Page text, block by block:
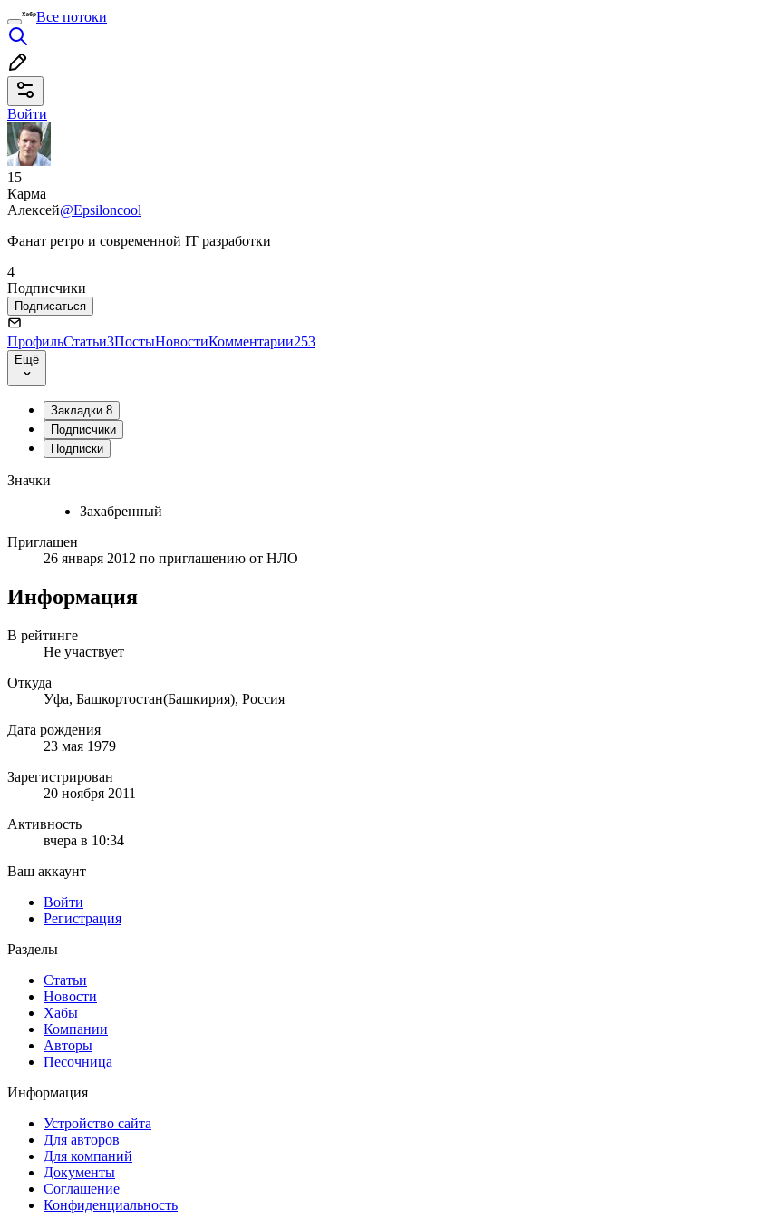
Все потоки
Войти
15
Карма
Алексей@Epsiloncool
Фанат ретро и современной IT разработки
4
Подписчики
Подписаться
ПрофильСтатьи3ПостыНовостиКомментарии253
Ещё
Закладки 8
Подписчики
Подписки
Значки
Захабренный
Приглашен
26 января 2012 по приглашению от НЛО
Информация
В рейтинге
Не участвует
Откуда
Уфа, Башкортостан(Башкирия), Россия
Дата рождения
23 мая 1979
Зарегистрирован
20 ноября 2011
Активность
вчера в 10:34
Ваш аккаунт
Войти
Регистрация
Разделы
Статьи
Новости
Хабы
Компании
Авторы
Песочница
Информация
Устройство сайта
Для авторов
Для компаний
Документы
Соглашение
Конфиденциальность